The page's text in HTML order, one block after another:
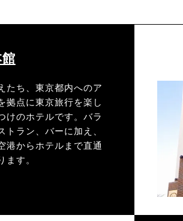
たち、東京都内へのア
拠点に東京旅行を楽し
けのホテルです。バラ
トラン、バーに加え、
港からホテルまで直通
ます。